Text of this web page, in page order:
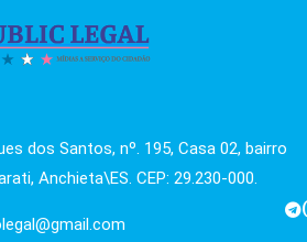
dos Santos, nº. 195, Casa 02, bairro
Anchieta\ES. CEP: 29.230-000.